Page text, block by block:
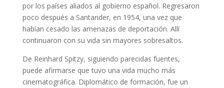
por los países aliados al gobierno español. Regresaron
poco después a Santander, en 1954, una vez que
habían cesado las amenazas de deportación. Allí
continuaron con su vida sin mayores sobresaltos.
De Reinhard Spitzy, siguiendo parecidas fuentes,
puede afirmarse que tuvo una vida mucho más
cinematográfica. Diplomático de formación, fue un